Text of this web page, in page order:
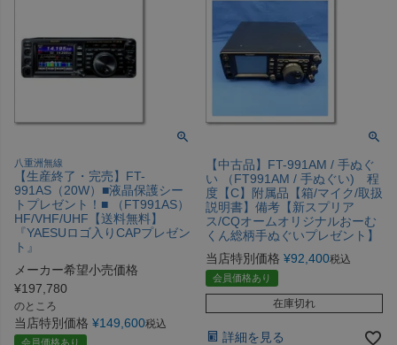
八重洲無線
【生産終了・完売】FT-
991AS（20W）■液晶保護シー
トプレゼント！■ （FT991AS）
HF/VHF/UHF【送料無料】
『YAESUロゴ入りCAPプレゼン
ト』
メーカー希望小売価格
¥197,780
のところ
当店特別価格 ¥149,600税込
会員価格あり
【中古品】FT-991AM / 手ぬぐ
い （FT991AM / 手ぬぐい) 程
度【C】附属品【箱/マイク/取扱
説明書】備考【新スプリア
ス/CQオームオリジナルおーむ
くん総柄手ぬぐいプレゼント】
当店特別価格 ¥92,400税込
会員価格あり
在庫切れ
詳細を見る